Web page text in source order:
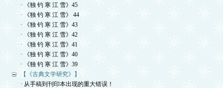
· 《独 钓 寒 江 雪》45
· 《独 钓 寒 江 雪》 44
· 《独 钓 寒 江 雪》43
· 《独 钓 寒 江 雪》42
· 《独 钓 寒 江 雪》41
· 《独 钓 寒 江 雪》40
· 《独 钓 寒 江 雪》39
【《古典文学研究》】
· 从手稿到刊印本出现的重大错误！